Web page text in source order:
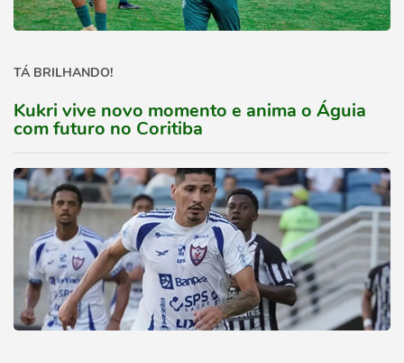
TÁ BRILHANDO!
Kukri vive novo momento e anima o Águia
com futuro no Coritiba